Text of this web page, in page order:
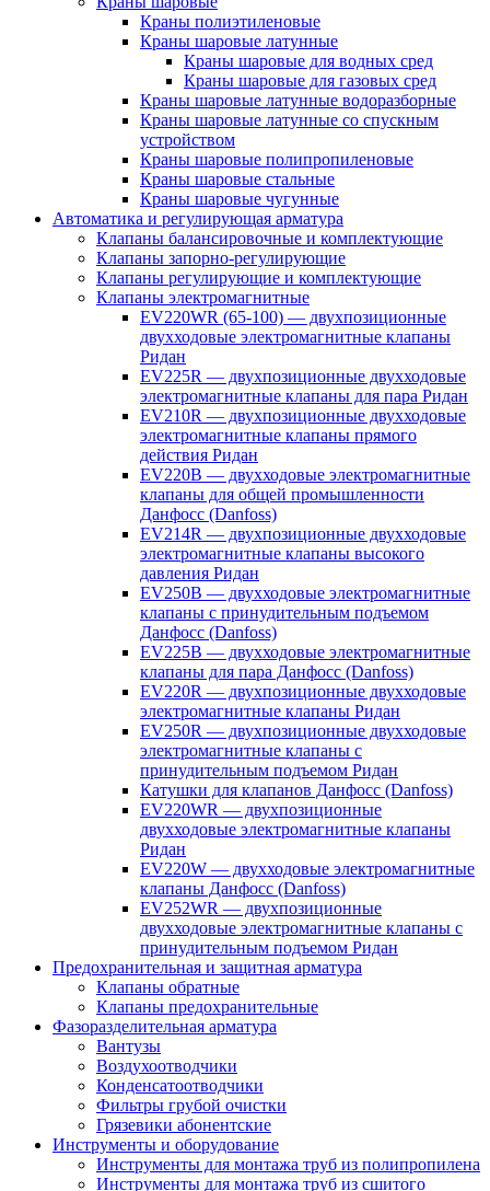
Краны полиэтиленовые
Краны шаровые латунные
Краны шаровые для водных сред
Краны шаровые для газовых сред
Краны шаровые латунные водоразборные
Краны шаровые латунные со спускным
устройством
Краны шаровые полипропиленовые
Краны шаровые стальные
Краны шаровые чугунные
Автоматика и регулирующая арматура
Клапаны балансировочные и комплектующие
Клапаны запорно-регулирующие
Клапаны регулирующие и комплектующие
Клапаны электромагнитные
EV220WR (65-100) — двухпозиционные
двухходовые электромагнитные клапаны
Ридан
EV225R — двухпозиционные двухходовые
электромагнитные клапаны для пара Ридан
EV210R — двухпозиционные двухходовые
электромагнитные клапаны прямого
действия Ридан
EV220B — двухходовые электромагнитные
клапаны для общей промышленности
Данфосс (Danfoss)
EV214R — двухпозиционные двухходовые
электромагнитные клапаны высокого
давления Ридан
EV250B — двухходовые электромагнитные
клапаны с принудительным подъемом
Данфосс (Danfoss)
EV225B — двухходовые электромагнитные
клапаны для пара Данфосс (Danfoss)
EV220R — двухпозиционные двухходовые
электромагнитные клапаны Ридан
EV250R — двухпозиционные двухходовые
электромагнитные клапаны с
принудительным подъемом Ридан
Катушки для клапанов Данфосс (Danfoss)
EV220WR — двухпозиционные
двухходовые электромагнитные клапаны
Ридан
EV220W — двухходовые электромагнитные
клапаны Данфосс (Danfoss)
EV252WR — двухпозиционные
двухходовые электромагнитные клапаны с
принудительным подъемом Ридан
Предохранительная и защитная арматура
Клапаны обратные
Клапаны предохранительные
Фазоразделительная арматура
Вантузы
Воздухоотводчики
Конденсатоотводчики
Фильтры грубой очистки
Грязевики абонентские
Инструменты и оборудование
Инструменты для монтажа труб из полипропилена
Инструменты для монтажа труб из сшитого